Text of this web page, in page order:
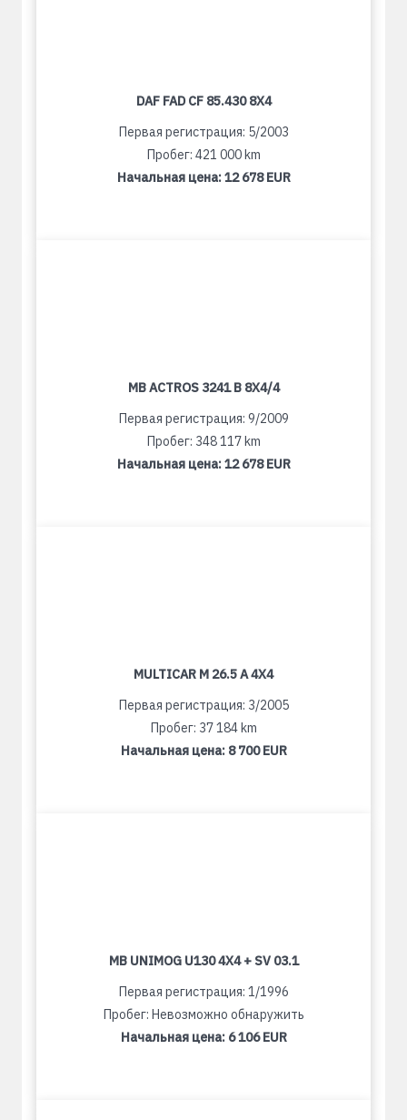
DAF FAD CF 85.430 8X4
Первая регистрация: 5/2003
Пробег: 421 000 km
Начальная цена:12 678 EUR
MB ACTROS 3241 B 8X4/4
Первая регистрация: 9/2009
Пробег: 348 117 km
Начальная цена:12 678 EUR
MULTICAR M 26.5 A 4X4
Первая регистрация: 3/2005
Пробег: 37 184 km
Начальная цена: 8 700 EUR
MB UNIMOG U130 4X4 + SV 03.1
Первая регистрация: 1/1996
Пробег: Невозможно обнаружить
Начальная цена: 6 106 EUR